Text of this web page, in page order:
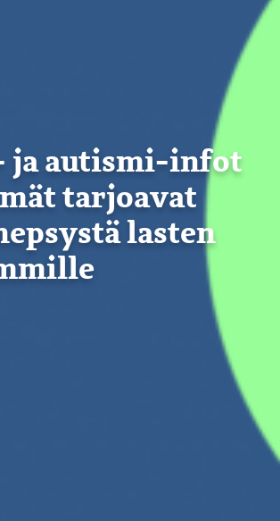
ja autismi-infot
tarjoavat
lasten